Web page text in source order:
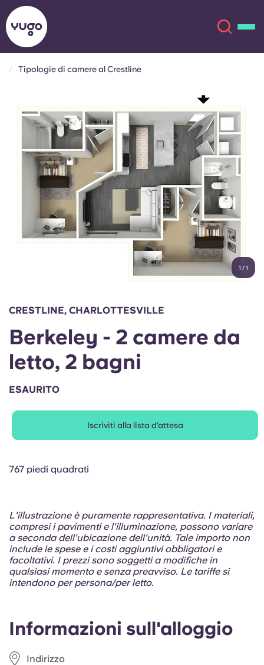
Sedi
Altro
Lingua
English (GB)
Chinese
Español
Portuguese
English (US)
Chinese Español
Català Deutsch
Italian French
Tipologie di camere al Crestline
1 /1
Informazioni sull'alloggio
Indirizzo
CRESTLINE, CHARLOTTESVILLE
Berkeley - 2 camere da
letto, 2 bagni
ESAURITO
Iscriviti alla lista d'attesa
767 piedi quadrati
L'illustrazione è puramente rappresentativa. I materiali,
compresi i pavimenti e l'illuminazione, possono variare
a seconda dell'ubicazione dell'unità. Tale importo non
include le spese e i costi aggiuntivi obbligatori e
facoltativi. I prezzi sono soggetti a modifiche in
qualsiasi momento e senza preavviso. Le tariffe si
intendono per persona/per letto.